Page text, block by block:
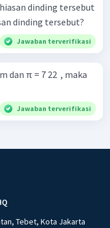
dinding tersebut
dinding tersebut?
Jawaban terverifikasi
dan π = 7 22 ​ , maka
Jawaban terverifikasi
Tebet, Kota Jakarta